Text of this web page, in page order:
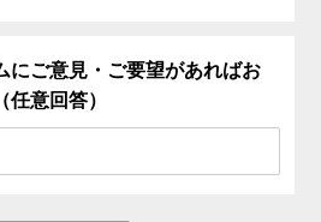
にご意見・ご要望があればお
任意回答）